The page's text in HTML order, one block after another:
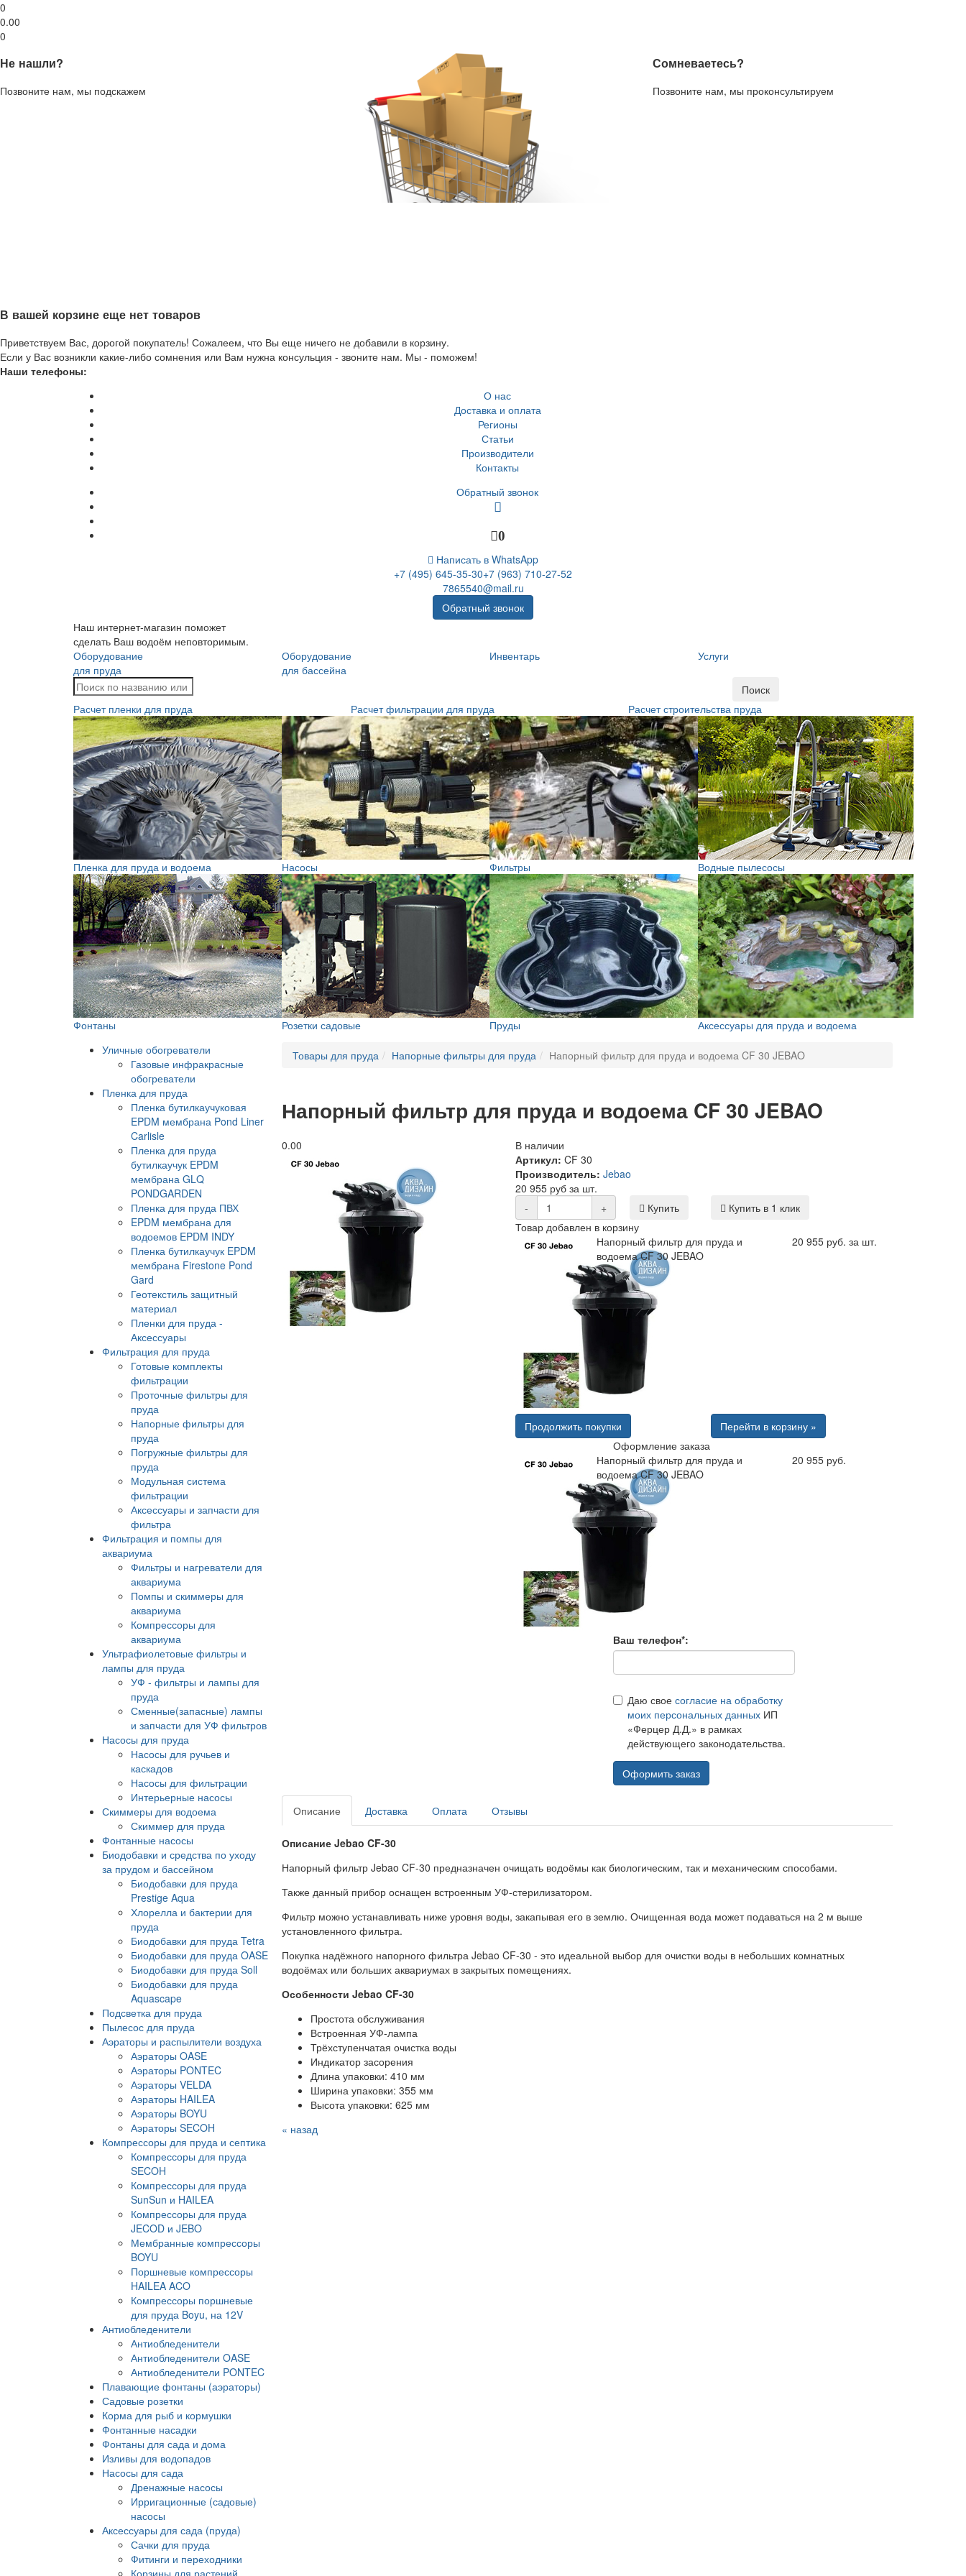
0
0.00
0
Не нашли?
Позвоните нам, мы подскажем
Сомневаетесь?
Позвоните нам, мы проконсультируем
В вашей корзине еще нет товаров
Приветствуем Вас, дорогой покупатель! Сожалеем, что Вы еще ничего не добавили в корзину.
Если у Вас возникли какие-либо сомнения или Вам нужна консульция - звоните нам. Мы - поможем!
Наши телефоны:
О нас
Доставка и оплата
Регионы
Статьи
Производители
Контакты
Обратный звонок
0
Написать в WhatsApp
+7 (495) 645-35-30+7 (963) 710-27-52
7865540@mail.ru
Обратный звонок
Наш интернет-магазин поможет
сделать Ваш водоём неповторимым.
Оборудование
для пруда
Оборудование
для бассейна
Инвентарь Услуги
Поиск
Расчет пленки для пруда
Расчет фильтрации для пруда Расчет строительства пруда
Пленка для пруда и водоема Насосы Фильтры Водные пылесосы
Фонтаны Розетки садовые Пруды
Аксессуары для пруда и водоема
Уличные обогреватели
Газовые инфракрасные
обогреватели
Пленка для пруда
Пленка бутилкаучуковая
EPDM мембрана Pond Liner
Carlisle
Пленка для пруда
бутилкаучук EPDM
мембрана GLQ
PONDGARDEN
Пленка для пруда ПВХ
EPDM мембрана для
водоемов EPDM INDY
Пленка бутилкаучук EPDM
мембрана Firestone Pond
Gard
Геотекстиль защитный
материал
Пленки для пруда -
Аксессуары
Фильтрация для пруда
Готовые комплекты
фильтрации
Проточные фильтры для
пруда
Напорные фильтры для
пруда
Погружные фильтры для
пруда
Модульная система
фильтрации
Аксессуары и запчасти для
фильтра
Фильтрация и помпы для
аквариума
Фильтры и нагреватели для
аквариума
Помпы и скиммеры для
аквариума
Компрессоры для
аквариума
Ультрафиолетовые фильтры и
лампы для пруда
УФ - фильтры и лампы для
пруда
Сменные(запасные) лампы
и запчасти для УФ фильтров
Насосы для пруда
Насосы для ручьев и
каскадов
Насосы для фильтрации
Интерьерные насосы
Скиммеры для водоема
Скиммер для пруда
Фонтанные насосы
Биодобавки и средства по уходу
за прудом и бассейном
Биодобавки для пруда
Prestige Aqua
Хлорелла и бактерии для
пруда
Биодобавки для пруда Tetra
Биодобавки для пруда OASE
Биодобавки для пруда Soll
Биодобавки для пруда
Aquascape
Подсветка для пруда
Пылесос для пруда
Аэраторы и распылители воздуха
Аэраторы OASE
Аэраторы PONTEC
Аэраторы VELDA
Аэраторы HAILEA
Аэраторы BOYU
Аэраторы SECOH
Компрессоры для пруда и септика
Компрессоры для пруда
SECOH
Компрессоры для пруда
SunSun и HAILEA
Компрессоры для пруда
JECOD и JEBO
Мембранные компрессоры
BOYU
Поршневые компрессоры
HAILEA ACO
Компрессоры поршневые
для пруда Boyu, на 12V
Антиобледенители
Антиобледенители
Антиобледенители OASE
Антиобледенители PONTEC
Плавающие фонтаны (аэраторы)
Садовые розетки
Корма для рыб и кормушки
Фонтанные насадки
Фонтаны для сада и дома
Изливы для водопадов
Насосы для сада
Дренажные насосы
Ирригационные (садовые)
насосы
Аксессуары для сада (пруда)
Сачки для пруда
Фитинги и переходники
Корзины для растений
Товары для пруда Напорные фильтры для пруда Напорный фильтр для пруда и водоема CF 30 JEBAO
Напорный фильтр для пруда и водоема CF 30 JEBAO
0.00
В наличии
Артикул: CF 30
Производитель: Jebao
20 955 руб за шт.
-
+ Купить
Купить в 1 клик
Товар добавлен в корзину
Напорный фильтр для пруда и
водоема CF 30 JEBAO
20 955 руб. за шт.
Продолжить покупки
Перейти в корзину »
Оформление заказа
Напорный фильтр для пруда и
водоема CF 30 JEBAO
20 955 руб.
Ваш телефон*:
Даю свое согласие на обработку
моих персональных данныхИП
«Ферцер Д.Д.» в рамках
действующего законодательства.
Оформить заказ
Описание Доставка Оплата Отзывы
Описание Jebao CF-30
Напорный фильтр Jebao CF-30 предназначен очищать водоёмы как биологическим, так и механическим способами.
Также данный прибор оснащен встроенным УФ-стерилизатором.
Фильтр можно устанавливать ниже уровня воды, закапывая его в землю. Очищенная вода может подаваться на 2 м выше
установленного фильтра.
Покупка надёжного напорного фильтра Jebao CF-30 - это идеальной выбор для очистки воды в небольших комнатных
водоёмах или больших аквариумах в закрытых помещениях.
Особенности Jebao CF-30
Простота обслуживания
Встроенная УФ-лампа
Трёхступенчатая очистка воды
Индикатор засорения
Длина упаковки: 410 мм
Ширина упаковки: 355 мм
Высота упаковки: 625 мм
« назад